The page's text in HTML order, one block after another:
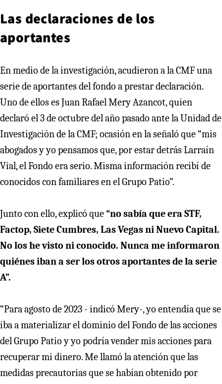
Las declaraciones de los
aportantes
En medio de la investigación, acudieron a la CMF una
serie de aportantes del fondo a prestar declaración.
Uno de ellos es Juan Rafael Mery Azancot, quien
declaró el 3 de octubre del año pasado ante la Unidad de
Investigación de la CMF; ocasión en la señaló que “mis
abogados y yo pensamos que, por estar detrás Larraín
Vial, el Fondo era serio. Misma información recibí de
conocidos con familiares en el Grupo Patio”.
Junto con ello, explicó que“no sabía que era STF,
Factop, Siete Cumbres, Las Vegas ni Nuevo Capital.
No los he visto ni conocido. Nunca me informaron
quiénes iban a ser los otros aportantes de la serie
A”.
“Para agosto de 2023 - indicó Mery-, yo entendía que se
iba a materializar el dominio del Fondo de las acciones
del Grupo Patio y yo podría vender mis acciones para
recuperar mi dinero. Me llamó la atención que las
medidas precautorias que se habían obtenido por